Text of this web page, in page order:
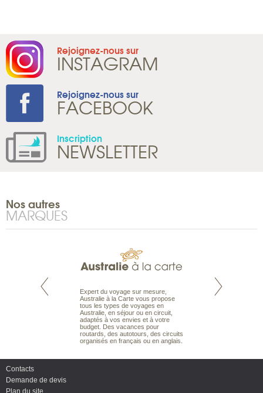
Rejoignez-nous sur
INSTAGRAM
Rejoignez-nous sur
FACEBOOK
Inscription
NEWSLETTER
Nos autres
MARQUES
est le spécialiste
Expert du voyage sur mesure,
Australie à la Carte vous propose
tous les types de voyages en
Australie, en séjour ou en circuit,
adaptés à vos envies et à votre
budget. Des vacances pour
routards, des autotours, des circuits
organisés en français ou en anglais.
Parce qu’ils sont
Contacts
Demande de devis
Plan du site